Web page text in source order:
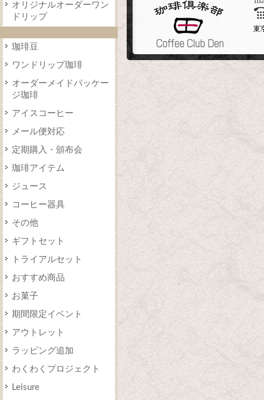
オリジナルオーダーワン
ドリップ
珈琲豆
ワンドリップ珈琲
オーダーメイドパッケー
ジ珈琲
アイスコーヒー
メール便対応
定期購入・頒布会
珈琲アイテム
ジュース
コーヒー器具
その他
ギフトセット
トライアルセット
おすすめ商品
お菓子
期間限定イベント
アウトレット
ラッピング追加
わくわくプロジェクト
Leisure